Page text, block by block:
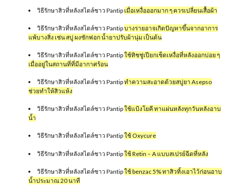
วิธีรักษาสิวที่หลังสไตล์ชาว Pantip เมื่อเหงื่อออกมาก ๆ ควรเปลี่ยนเสื้อผ้า
วิธีรักษาสิวที่หลังสไตล์ชาว Pantipบางรายอาจเกิดปัญหาขึ้นจากอาการ
แพ้บางสิ่ง เช่น สบู่ ผงซักฟอก น้ำยาปรับผ้านุ่ม เป็นต้น
วิธีรักษาสิวที่หลังสไตล์ชาว Pantipใช้ทิชชู่เปียกเช็ดเหงื่อที่หลังออกบ่อย ๆ
เมื่ออยู่ในสถานที่ที่มีอากาศร้อน
วิธีรักษาสิวที่หลังสไตล์ชาว Pantipทำความสะอาดด้วยสบู่ยา Asepso
ช่วยทำให้สิวแห้ง
วิธีรักษาสิวที่หลังสไตล์ชาว Pantipใช้แป้งโยคี ทาแผ่นหลังทุกวันหลังอาบ
น้ำ
วิธีรักษาสิวที่หลังสไตล์ชาว Pantipใช้ Oxycure
วิธีรักษาสิวที่หลังสไตล์ชาว Pantipใช้ Retin – A แบบสเปรย์ฉีดที่หลัง
วิธีรักษาสิวที่หลังสไตล์ชาว Pantipใช้ benzac 5% ทาสิวทิ้งเอาไว้ก่อนอาบ
น้ำประมาณ 20 นาที